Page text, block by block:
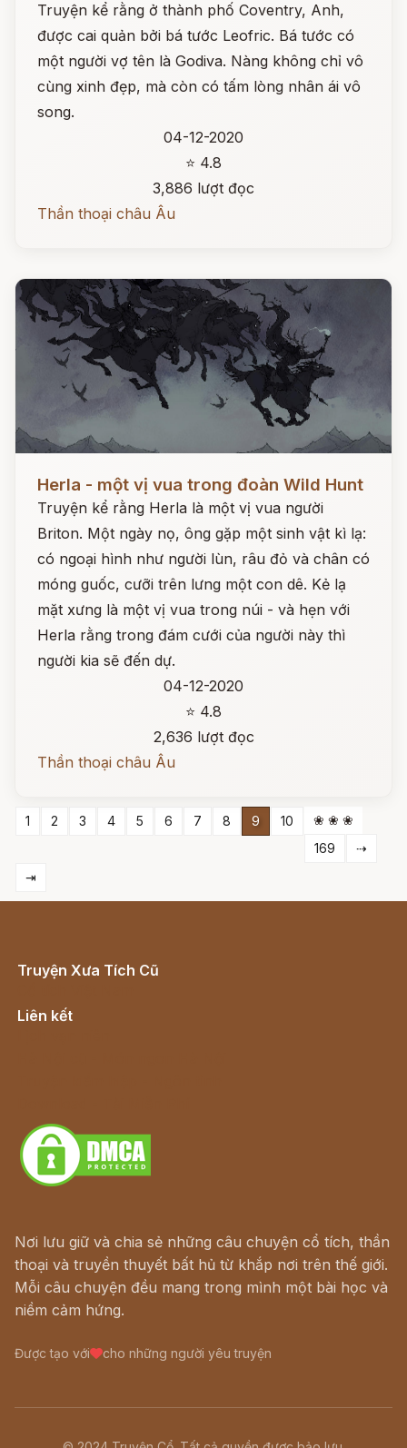
Truyện kể rằng ở thành phố Coventry, Anh,
được cai quản bởi bá tước Leofric. Bá tước có
một người vợ tên là Godiva. Nàng không chỉ vô
cùng xinh đẹp, mà còn có tấm lòng nhân ái vô
song.
04-12-2020
⭐ 4.8
3,886 lượt đọc
Thần thoại châu Âu
Herla - một vị vua trong đoàn Wild Hunt
Truyện kể rằng Herla là một vị vua người
Briton. Một ngày nọ, ông gặp một sinh vật kì lạ:
có ngoại hình như người lùn, râu đỏ và chân có
móng guốc, cưỡi trên lưng một con dê. Kẻ lạ
mặt xưng là một vị vua trong núi - và hẹn với
Herla rằng trong đám cưới của người này thì
người kia sẽ đến dự.
04-12-2020
⭐ 4.8
2,636 lượt đọc
Thần thoại châu Âu
1 2 3 4 5 6 7 8 9 10
❀ ❀ ❀
169
⇢
⇥
Truyện Xưa Tích Cũ
Liên kết
Nơi lưu giữ và chia sẻ những câu chuyện cổ tích, thần
thoại và truyền thuyết bất hủ từ khắp nơi trên thế giới.
Mỗi câu chuyện đều mang trong mình một bài học và
niềm cảm hứng.
Được tạo với cho những người yêu truyện